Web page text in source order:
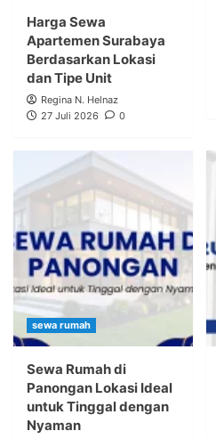
Harga Sewa
Apartemen Surabaya
Berdasarkan Lokasi
dan Tipe Unit
Regina N. Helnaz
27 Juli 2026
0
sewa rumah
Sewa Rumah di
Panongan Lokasi Ideal
untuk Tinggal dengan
Nyaman